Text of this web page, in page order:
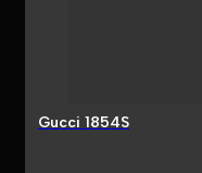
Gucci 1854S